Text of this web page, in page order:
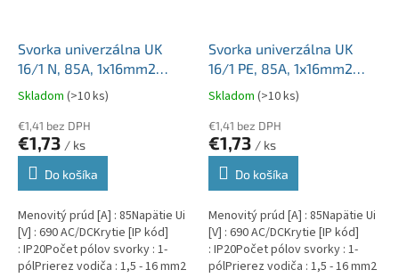
Svorka univerzálna UK
16/1 N, 85A, 1x16mm2
1pól., AL/CU, krytá, modrá,
na DIN lištu
Skladom (>10 ks)
€1,41 bez DPH
€1,73 / ks
Do košíka
Menovitý prúd [A] : 85Napätie Ui
[V] : 690 AC/DCKrytie [IP kód]
: IP20Počet pólov svorky : 1-
pólPrierez vodiča : 1,5 - 16 mm2
Svorka univerzálna UK
16/1 PE, 85A, 1x16mm2
1pól., AL/CU, krytá,
zeleno-žltá, na DIN lištu
Skladom (>10 ks)
€1,41 bez DPH
€1,73 / ks
Do košíka
Menovitý prúd [A] : 85Napätie Ui
[V] : 690 AC/DCKrytie [IP kód]
: IP20Počet pólov svorky : 1-
pólPrierez vodiča : 1,5 - 16 mm2